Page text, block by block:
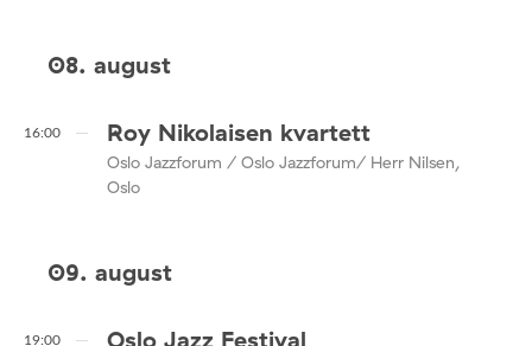
08. august
16:00 Roy Nikolaisen kvartett
Oslo Jazzforum / Oslo Jazzforum/ Herr Nilsen,
Oslo
09. august
19:00 Oslo Jazz Festival